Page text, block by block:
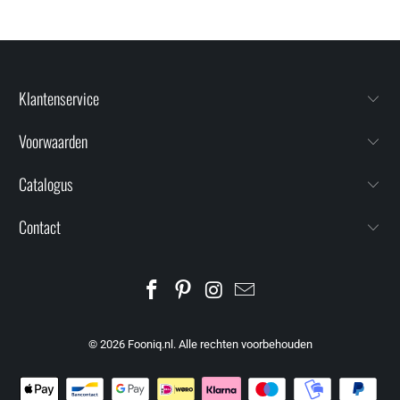
Klantenservice
Voorwaarden
Catalogus
Contact
© 2026 Fooniq.nl . Alle rechten voorbehouden